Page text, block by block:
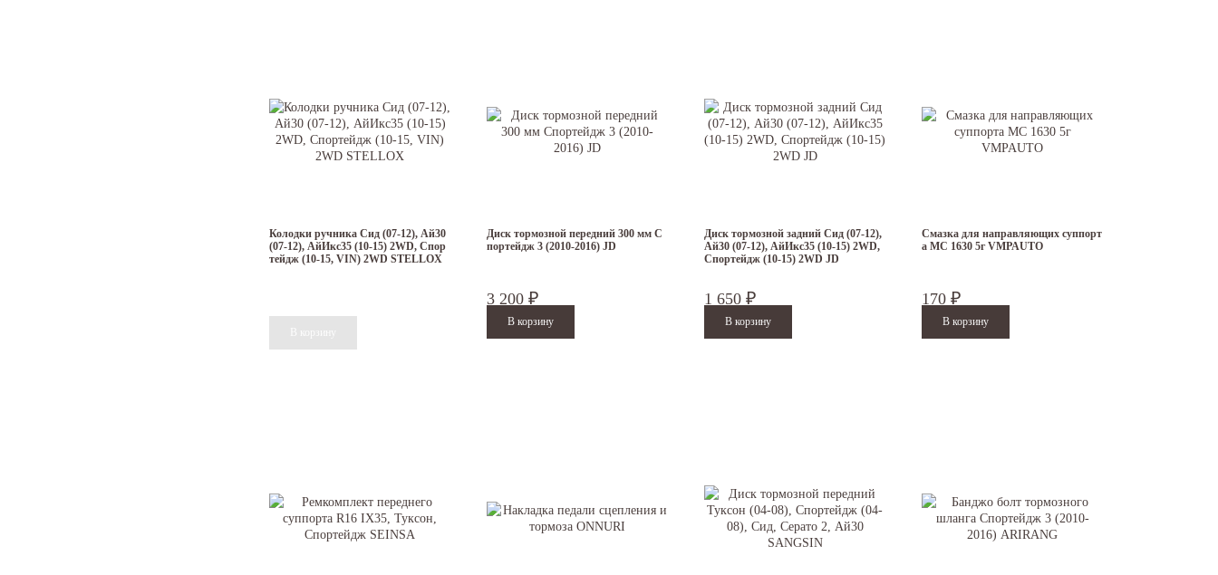
Колодки ручника Сид (07-12), Ай30
(07-12), АйИкс35 (10-15) 2WD, Спор
тейдж (10-15, VIN) 2WD STELLOX
Диск тормозной передний 300 мм С
портейдж 3 (2010-2016) JD
3 200 ₽
Диск тормозной задний Сид (07-12),
Ай30 (07-12), АйИкс35 (10-15) 2WD,
Спортейдж (10-15) 2WD JD
1 650 ₽
Смазка для направляющих суппорт
а МС 1630 5г VMPAUTO
170 ₽